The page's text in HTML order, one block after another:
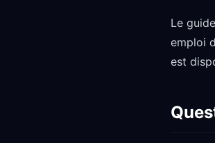
Le
emploi
est